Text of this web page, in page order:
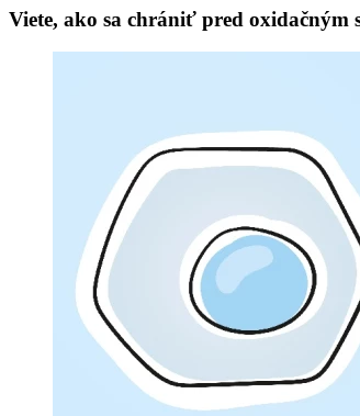
Viete, ako sa chrániť pred oxidačným